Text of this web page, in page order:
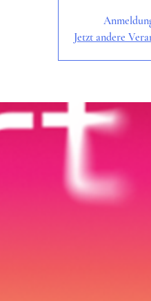
Jetzt andere